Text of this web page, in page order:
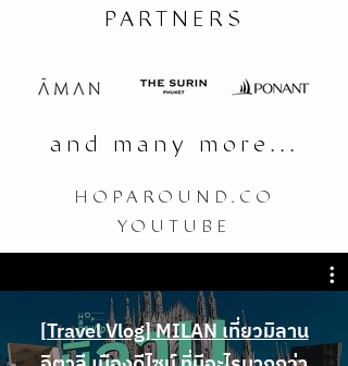
PARTNERS
and many more...
HOPAROUND.CO
YOUTUBE
[Travel Vlog] MILAN เที่ยวมิลาน